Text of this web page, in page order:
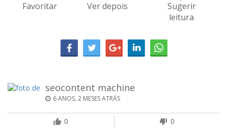
Favoritar Ver depois
Sugerir
leitura
seocontent machine
6 ANOS, 2 MESES ATRÁS
0 0